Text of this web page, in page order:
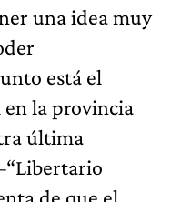
una idea muy
está el
la provincia
última
de que el